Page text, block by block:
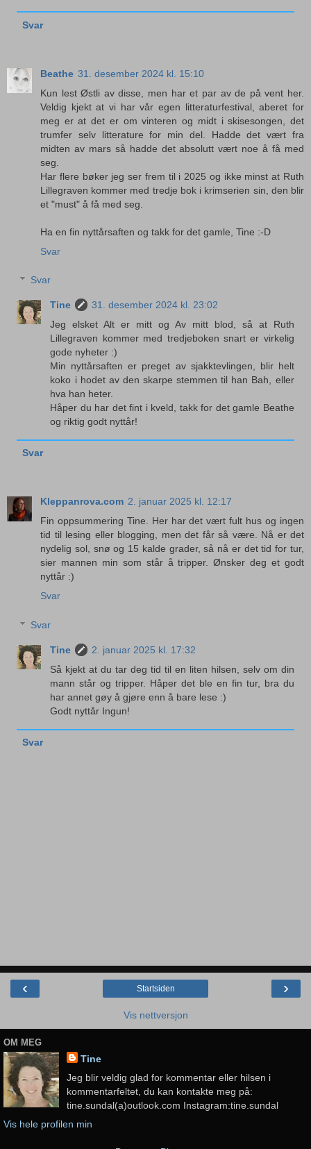
Svar
Beathe 31. desember 2024 kl. 15:10
Kun lest Østli av disse, men har et par av de på vent her.
Veldig kjekt at vi har vår egen litteraturfestival, aberet for
meg er at det er om vinteren og midt i skisesongen, det
trumfer selv litterature for min del. Hadde det vært fra
midten av mars så hadde det absolutt vært noe å få med
seg.
Har flere bøker jeg ser frem til i 2025 og ikke minst at Ruth
Lillegraven kommer med tredje bok i krimserien sin, den blir
et "must" å få med seg.
Ha en fin nyttårsaften og takk for det gamle, Tine :-D
Svar
Svar
Tine
31. desember 2024 kl. 23:02
Jeg elsket Alt er mitt og Av mitt blod, så at Ruth
Lillegraven kommer med tredjeboken snart er virkelig
gode nyheter :)
Min nyttårsaften er preget av sjakktevlingen, blir helt
koko i hodet av den skarpe stemmen til han Bah, eller
hva han heter.
Håper du har det fint i kveld, takk for det gamle Beathe
og riktig godt nyttår!
Svar
Kleppanrova.com 2. januar 2025 kl. 12:17
Fin oppsummering Tine. Her har det vært fult hus og ingen
tid til lesing eller blogging, men det får så være. Nå er det
nydelig sol, snø og 15 kalde grader, så nå er det tid for tur,
sier mannen min som står å tripper. Ønsker deg et godt
nyttår :)
Svar
Svar
Tine
2. januar 2025 kl. 17:32
Så kjekt at du tar deg tid til en liten hilsen, selv om din
mann står og tripper. Håper det ble en fin tur, bra du
har annet gøy å gjøre enn å bare lese :)
Godt nyttår Ingun!
Svar
‹ ›
Startsiden
Vis nettversjon
OM MEG
Tine
Jeg blir veldig glad for kommentar eller hilsen i
kommentarfeltet, du kan kontakte meg på:
tine.sundal(a)outlook.com Instagram:tine.sundal
Vis hele profilen min